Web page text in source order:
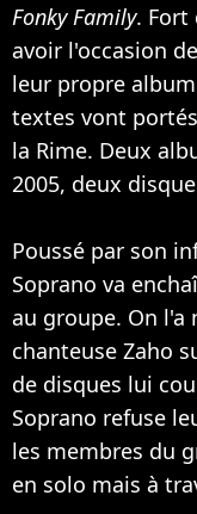
Fonky Family. Fort
avoir l'occasion
leur propre
textes vont
la Rime. Deux
2005, deux
Poussé par son
Soprano va
au groupe. On l'a
chanteuse Zaho
de disques lui
Soprano refuse
les membres du
en solo mais à